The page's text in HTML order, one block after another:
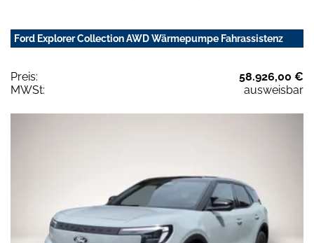
Ford Explorer Collection AWD Wärmepumpe Fahrassistenz
Preis:
58.926,00 €
MWSt:
ausweisbar